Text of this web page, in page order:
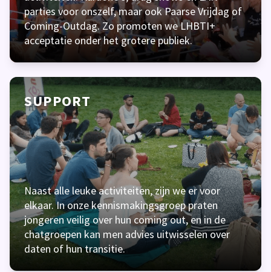
parties voor onszelf, maar ook Paarse Vrijdag of
Coming-Outdag. Zo promoten we LHBTI+
acceptatie onder het grotere publiek.
SUPPORT
Naast alle leuke activiteiten, zijn we er voor
elkaar. In onze kennismakingsgroep praten
jongeren veilig over hun coming out, en in de
chatgroepen kan men advies uitwisselen over
daten of hun transitie.